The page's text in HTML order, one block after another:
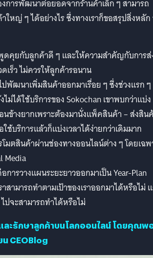
งการพัฒนาต่อยอดจากร้านค้าเล็ก ๆ สามารถ
ใหญ่ ๆ ได้อย่างไร ซึ่งทางเราก็ขอสรุปสิ่งหลัก
คุยกับลูกค้าดี ๆ และให้ความสำคัญกับการ
เร็ว ไม่ควรให้ลูกค้ารอนาน
ปพัฒนาเพิ่มสินค้าออกมาเรื่อย ๆ ซึ่งช่วงแรก ๆ
ไม่ได้ใช้บริการของ Sokochan เขาพบกว่าแบ่ง
นข้างยากเพราะต้องมานั่งแพ็คสินค้า – ส่งสิน
ช้บริการแล้วก็แบ่งเวลาได้ง่ายกว่าเดิมมาก
โมตสินค้าผ่านช่องทางออนไลน์ต่าง ๆ โดยเฉ
Media
ารวางแผนระยะยาวออกมาเป็น Year-Plan
าสามารถทำตามเป้าของเราออกมาได้หรือไม่
ปจะสามารถทำได้หรือไม่
ละรักษาลูกค้าบนโลกออนไลน์ โดยคุณพ
CEOBlog